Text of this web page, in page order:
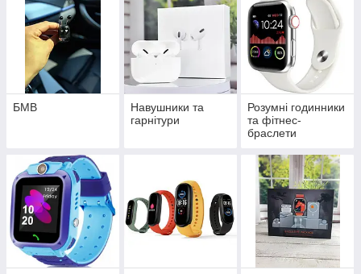
БМВ
Навушники та
гарнітури
Розумні годинники
та фітнес-
браслети